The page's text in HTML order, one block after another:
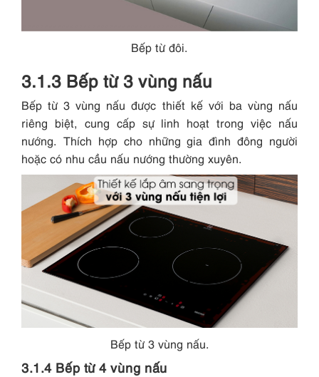
Bếp từ đôi.
3.1.3 Bếp từ 3 vùng nấu
Bếp từ 3 vùng nấu được thiết kế với ba vùng nấu
riêng biệt, cung cấp sự linh hoạt trong việc nấu
nướng. Thích hợp cho những gia đình đông người
hoặc có nhu cầu nấu nướng thường xuyên.
Bếp từ 3 vùng nấu.
3.1.4 Bếp từ 4 vùng nấu